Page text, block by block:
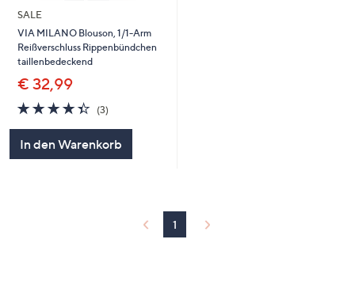
diese
anzuzeigen.
SALE
VIA MILANO Blouson, 1/1-Arm
Reißverschluss Rippenbündchen
taillenbedeckend
€ 32,99
4.3
von
(3)3
In den Warenkorb
1